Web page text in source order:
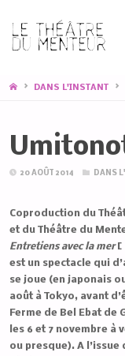
HOMEDANS L'INSTANT
20 AOÛT 2014 DANS
Coproduction du
et du Théâtre du
Entretiens avec la mer[
est un spectacle qui
se joue (en japonais
août à Tokyo, avant
Ferme de Bel Ebat de
les 6 et 7 novembre à
ou presque). A l’issue